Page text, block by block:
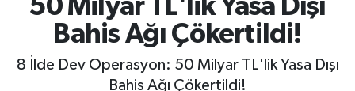
50 Milyar TL'lik Yasa Dışı
Bahis Ağı Çökertildi!
8 İlde Dev Operasyon: 50 Milyar TL'lik Yasa Dışı
Bahis Ağı Çökertildi!
Teknoloji
Bilim